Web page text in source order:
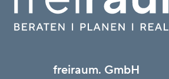
freiraum. GmbH